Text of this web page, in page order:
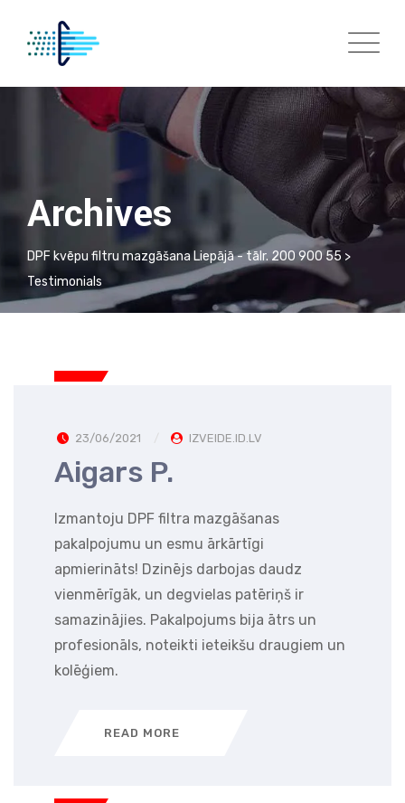
content
Archives
DPF kvēpu filtru mazgāšana Liepājā - tālr. 200 900 55 >
Testimonials
23/06/2021 IZVEIDE.ID.LV
Aigars P.
Izmantoju DPF filtra mazgāšanas
pakalpojumu un esmu ārkārtīgi
apmierināts! Dzinējs darbojas daudz
vienmērīgāk, un degvielas patēriņš ir
samazinājies. Pakalpojums bija ātrs un
profesionāls, noteikti ieteikšu draugiem un
kolēģiem.
READ MORE